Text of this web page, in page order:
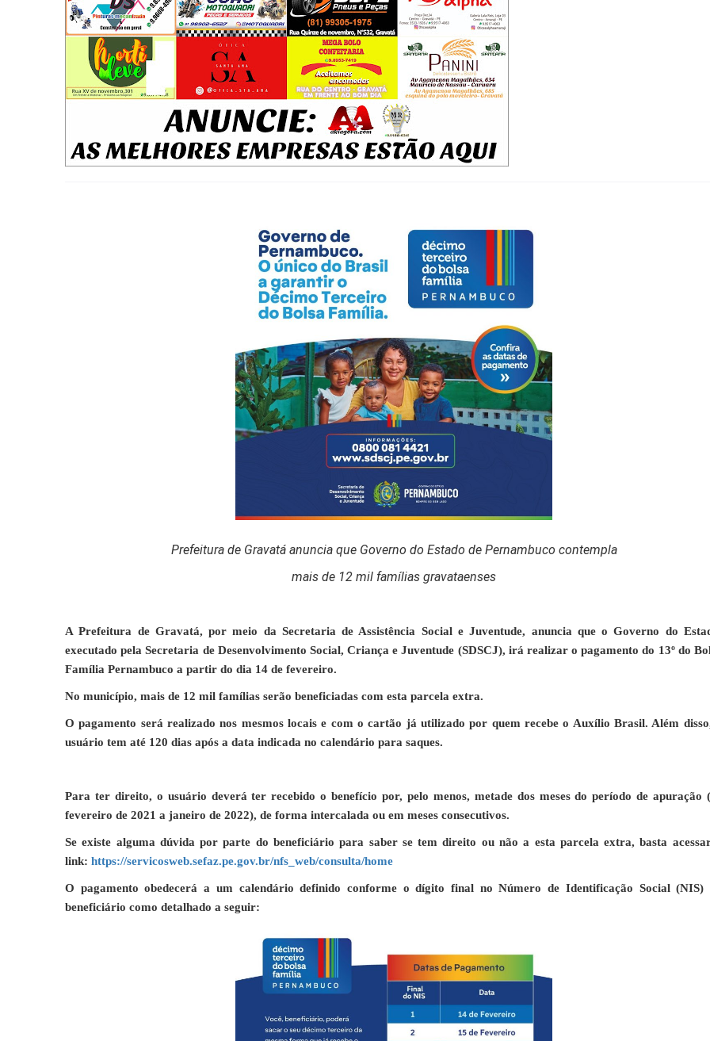
Prefeitura de Gravatá anuncia que Governo do Estado de Pernambuco contempla
mais de 12 mil famílias gravataenses
A Prefeitura de Gravatá, por meio da Secretaria de Assistência Social e Juventude, anuncia que o Governo do
executado pela Secretaria de Desenvolvimento Social, Criança e Juventude (SDSCJ), irá realizar o pagamento do 13º do
Família Pernambuco a partir do dia 14 de fevereiro.
No município, mais de 12 mil famílias serão beneficiadas com esta parcela extra.
O pagamento será realizado nos mesmos locais e com o cartão já utilizado por quem recebe o Auxílio Brasil. Além
usuário tem até 120 dias após a data indicada no calendário para saques.
Para ter direito, o usuário deverá ter recebido o benefício por, pelo menos, metade dos meses do período de apuração
fevereiro de 2021 a janeiro de 2022), de forma intercalada ou em meses consecutivos.
Se existe alguma dúvida por parte do beneficiário para saber se tem direito ou não a esta parcela extra, basta
link: https://servicosweb.sefaz.pe.gov.br/nfs_web/consulta/home
O pagamento obedecerá a um calendário definido conforme o dígito final no Número de Identificação Social (NIS)
beneficiário como detalhado a seguir: